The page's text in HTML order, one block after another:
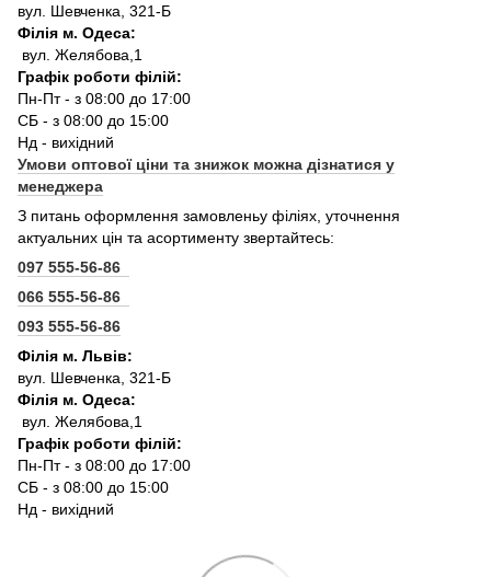
вул. Шевченка, 321-Б
Філія м. Одеса:
вул. Желябова,1
Графік роботи філій:
Пн-Пт - з 08:00 до 17:00
СБ - з 08:00 до 15:00
Нд - вихідний
Умови оптової ціни та знижок можна дізнатися у
менеджера
З питань оформлення замовленьу філіях, уточнення
актуальних цін та асортименту звертайтесь:
097 555-56-86
066 555-56-86
093 555-56-86
Філія м. Львів:
вул. Шевченка, 321-Б
Філія м. Одеса:
вул. Желябова,1
Графік роботи філій:
Пн-Пт - з 08:00 до 17:00
СБ - з 08:00 до 15:00
Нд - вихідний